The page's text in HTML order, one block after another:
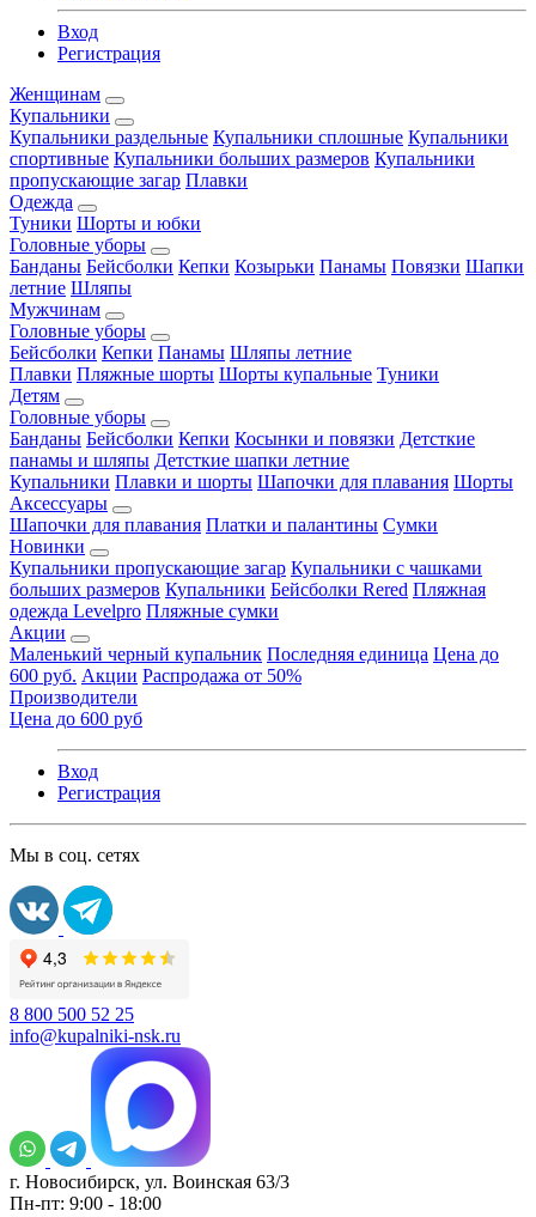
Вход
Регистрация
Женщинам
Купальники
Купальники раздельные Купальники сплошные Купальники
спортивные Купальники больших размеров Купальники
пропускающие загар Плавки
Одежда
Туники Шорты и юбки
Головные уборы
Банданы Бейсболки Кепки Козырьки Панамы Повязки Шапки
летние Шляпы
Мужчинам
Головные уборы
Бейсболки Кепки Панамы Шляпы летние
Плавки Пляжные шорты Шорты купальные Туники
Детям
Головные уборы
Банданы Бейсболки Кепки Косынки и повязки Детсткие
панамы и шляпы Детсткие шапки летние
Купальники Плавки и шорты Шапочки для плавания Шорты
Аксессуары
Шапочки для плавания Платки и палантины Сумки
Новинки
Купальники пропускающие загар Купальники с чашками
больших размеров Купальники Бейсболки Rered Пляжная
одежда Levelpro Пляжные сумки
Акции
Маленький черный купальник Последняя единица Цена до
600 руб. Акции Распродажа от 50%
Производители
Цена до 600 руб
Вход
Регистрация
Мы в соц. сетях
8 800 500 52 25
info@kupalniki-nsk.ru
г. Новосибирск, ул. Воинская 63/3
Пн-пт: 9:00 - 18:00